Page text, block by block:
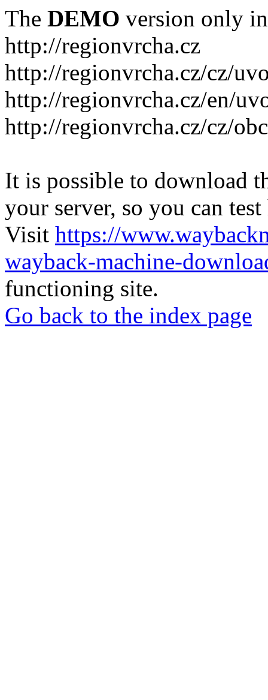
The DEMO version only
http://regionvrcha.cz
http://regionvrcha.cz/cz/
http://regionvrcha.cz/en/
http://regionvrcha.cz/cz/
It is possible to download
your server, so you can
Visit https://
wayback-machine-
functioning site.
Go back to the index page